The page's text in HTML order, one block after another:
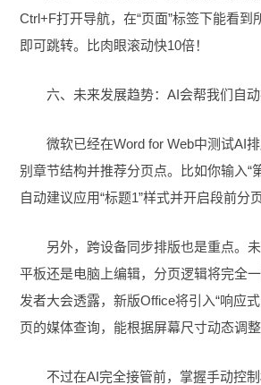
Ctrl+F打开导航，在“页面”标签下能看到
即可跳转。比肉眼滚动快10倍！
六、未来发展趋势：AI会帮我们自动
微软已经在Word for Web中测试AI
别章节结构并推荐分页点。比如你输入“
自动建议应用“标题1”样式并开启段前分页
另外，跨设备同步排版也是重点。
平板还是电脑上编辑，分页逻辑将完全
发者大会透露，新版Office将引入“响应
页的媒体查询，能根据屏幕尺寸动态调整
不过在AI完全接管前，掌握手动控